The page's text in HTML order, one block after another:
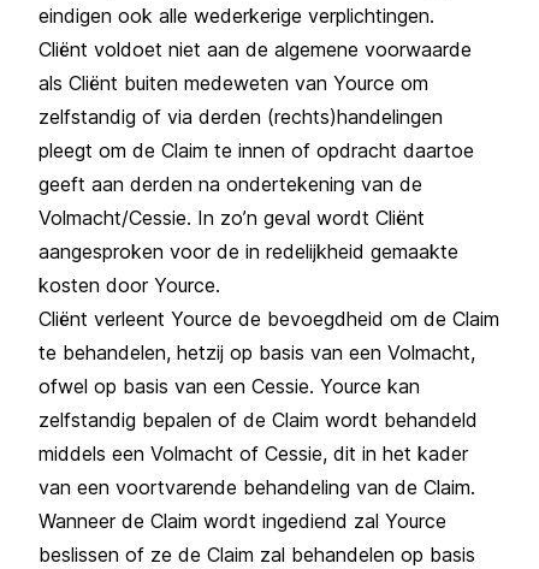
eindigen ook alle wederkerige verplichtingen.
Cliënt voldoet niet aan de algemene voorwaarde
als Cliënt buiten medeweten van Yource om
zelfstandig of via derden (rechts)handelingen
pleegt om de Claim te innen of opdracht daartoe
geeft aan derden na ondertekening van de
Volmacht/Cessie. In zo’n geval wordt Cliënt
aangesproken voor de in redelijkheid gemaakte
kosten door Yource.
Cliënt verleent Yource de bevoegdheid om de Claim
te behandelen, hetzij op basis van een Volmacht,
ofwel op basis van een Cessie. Yource kan
zelfstandig bepalen of de Claim wordt behandeld
middels een Volmacht of Cessie, dit in het kader
van een voortvarende behandeling van de Claim.
Wanneer de Claim wordt ingediend zal Yource
beslissen of ze de Claim zal behandelen op basis